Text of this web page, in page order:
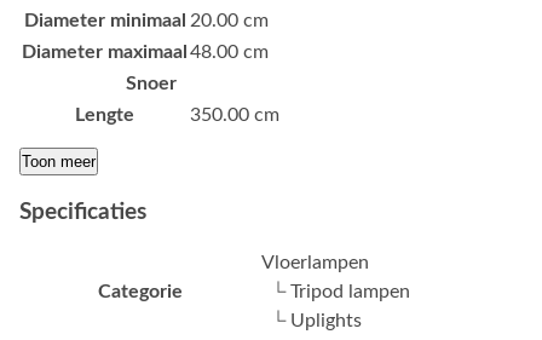
Diameter minimaal 20.00 cm
Diameter maximaal 48.00 cm
Snoer
Lengte
350.00 cm
Toon meer
Specificaties
Categorie
Vloerlampen
└ Tripod lampen
└ Uplights